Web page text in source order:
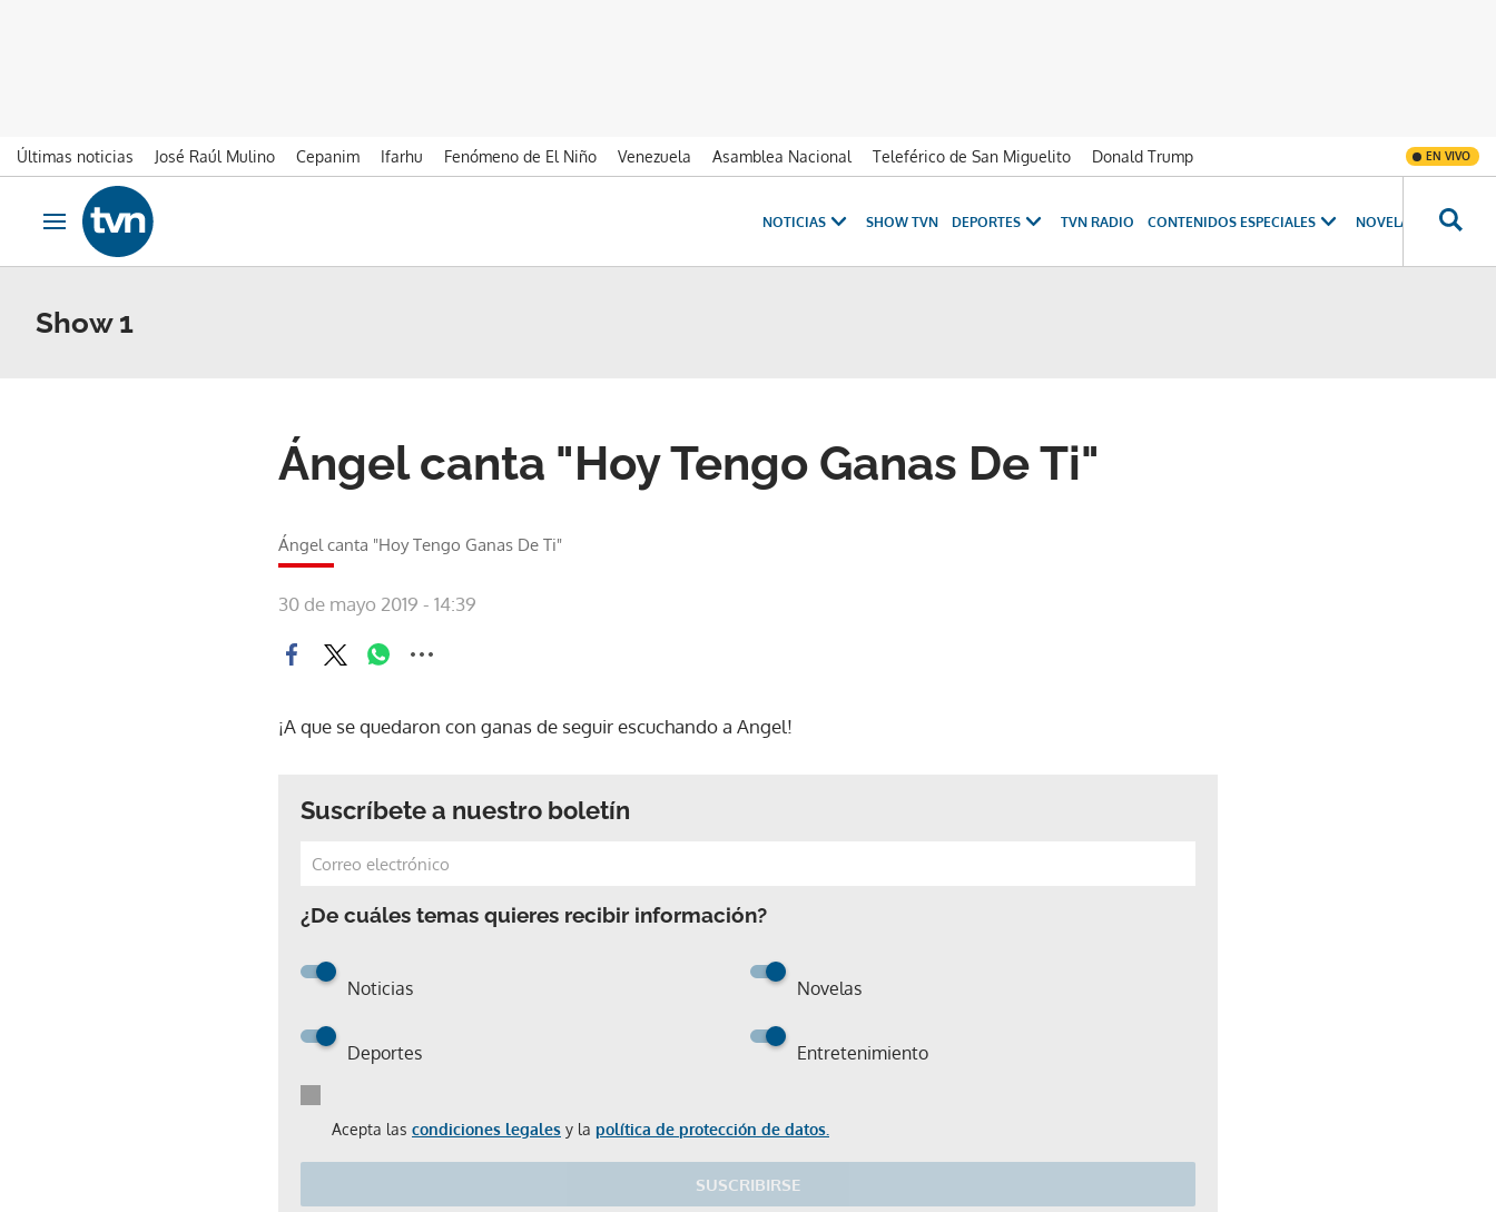
Últimas noticias José Raúl Mulino Cepanim Ifarhu Fenómeno de El Niño Venezuela Asamblea Nacional Teleférico de San Miguelito Donald Trump EN VIVO
Ir al contenido
Obrir navegació
NOTICIAS SHOW TVN DEPORTES TVN RADIO CONTENIDOS ESPECIALES NOVELAS
Show 1
Ángel canta "Hoy Tengo Ganas De Ti"
Ángel canta "Hoy Tengo Ganas De Ti"
30 de mayo 2019 - 14:39
¡A que se quedaron con ganas de seguir escuchando a Angel!
Suscríbete a nuestro boletín
¿De cuáles temas quieres recibir información?
Noticias Novelas
Deportes Entretenimiento
Acepta las condiciones legales y la política de protección de datos.
SUSCRIBIRSE